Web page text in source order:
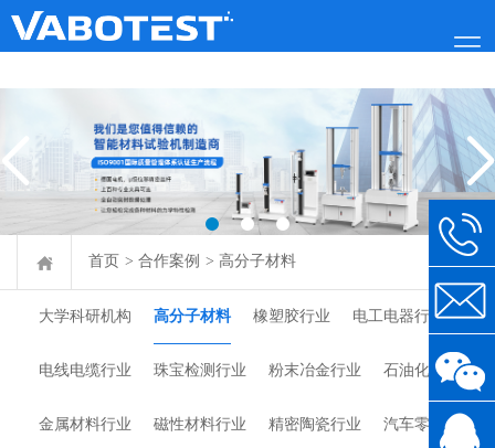
首页 > 合作案例 > 高分子材料
大学科研机构 高分子材料 橡塑胶行业 电工电器行业
电线电缆行业 珠宝检测行业 粉末冶金行业 石油化工行业
金属材料行业 磁性材料行业 精密陶瓷行业 汽车零部件类